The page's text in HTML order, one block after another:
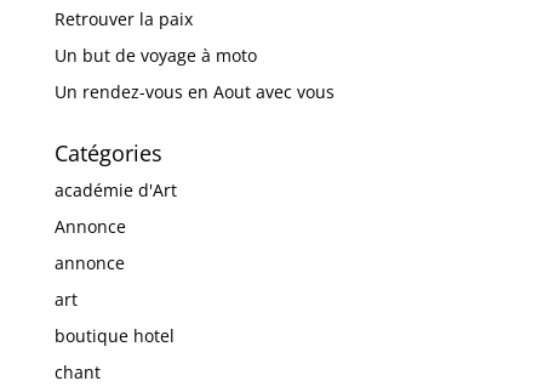
Retrouver la paix
Un but de voyage à moto
Un rendez-vous en Aout avec vous
Catégories
académie d'Art
Annonce
annonce
art
boutique hotel
chant